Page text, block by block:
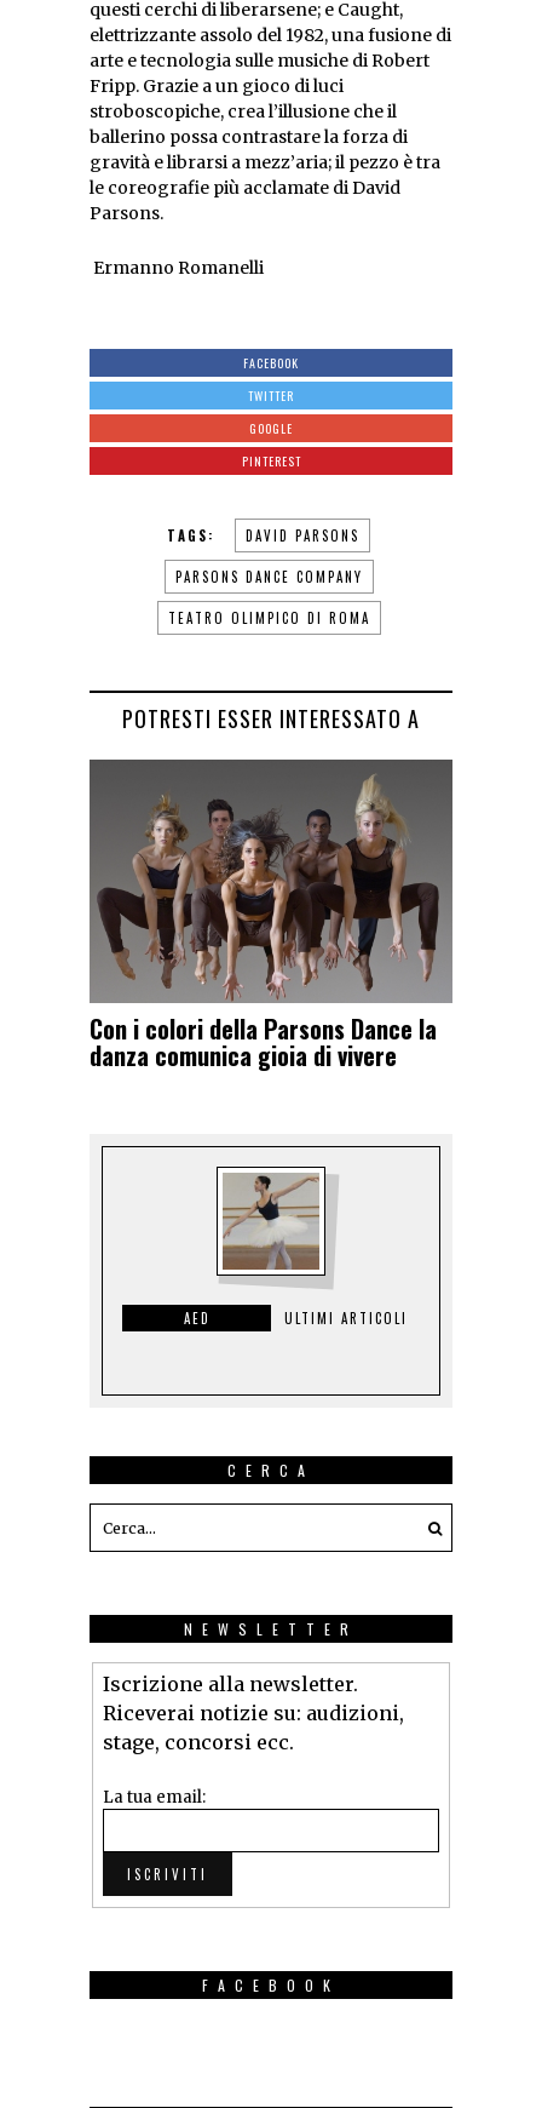
questi cerchi di liberarsene; e Caught,
elettrizzante assolo del 1982, una fusione di
arte e tecnologia sulle musiche di Robert
Fripp. Grazie a un gioco di luci
stroboscopiche, crea l’illusione che il
ballerino possa contrastare la forza di
gravità e librarsi a mezz’aria; il pezzo è tra
le coreografie più acclamate di David
Parsons.
Ermanno Romanelli
FACEBOOK
TWITTER
GOOGLE
PINTEREST
TAGS: DAVID PARSONS
PARSONS DANCE COMPANY
TEATRO OLIMPICO DI ROMA
POTRESTI ESSER INTERESSATO A
Con i colori della Parsons Dance la
danza comunica gioia di vivere
AED ULTIMI ARTICOLI
CERCA
NEWSLETTER
Iscrizione alla newsletter.
Riceverai notizie su: audizioni,
stage, concorsi ecc.
La tua email:
FACEBOOK